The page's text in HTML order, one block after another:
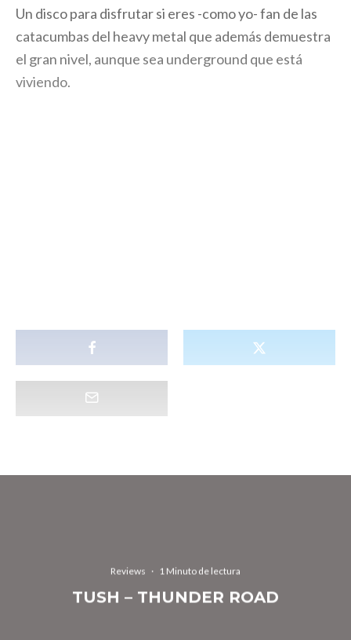
Un disco para disfrutar si eres -como yo- fan de las
catacumbas del heavy metal que además demuestra
el gran nivel, aunque sea underground que está
viviendo.
Reviews · 1 Minuto de lectura
TUSH – THUNDER ROAD